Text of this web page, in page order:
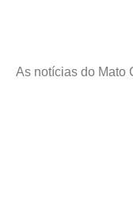
As notícias do Mato